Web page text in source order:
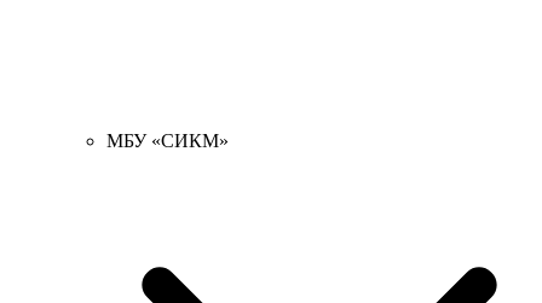
МБУ «СИКМ»